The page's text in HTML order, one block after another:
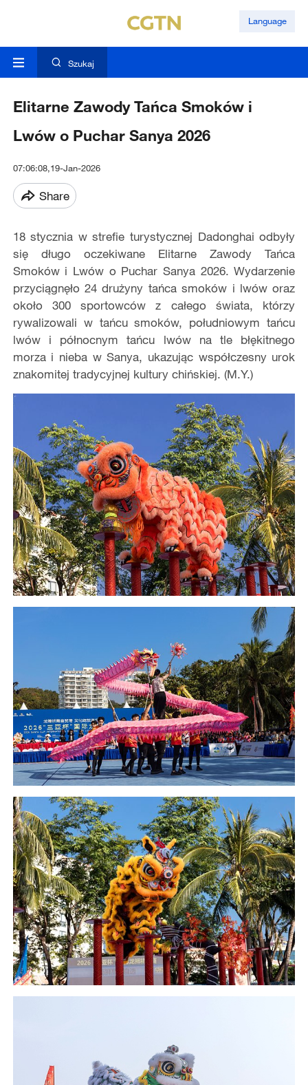
Language
Szukaj
Elitarne Zawody Tańca Smoków i
Lwów o Puchar Sanya 2026
07:06:08,19-Jan-2026
Share
18 stycznia w strefie turystycznej Dadonghai odbyły
się długo oczekiwane Elitarne Zawody Tańca
Smoków i Lwów o Puchar Sanya 2026. Wydarzenie
przyciągnęło 24 drużyny tańca smoków i lwów oraz
około 300 sportowców z całego świata, którzy
rywalizowali w tańcu smoków, południowym tańcu
lwów i północnym tańcu lwów na tle błękitnego
morza i nieba w Sanya, ukazując współczesny urok
znakomitej tradycyjnej kultury chińskiej. (M.Y.)